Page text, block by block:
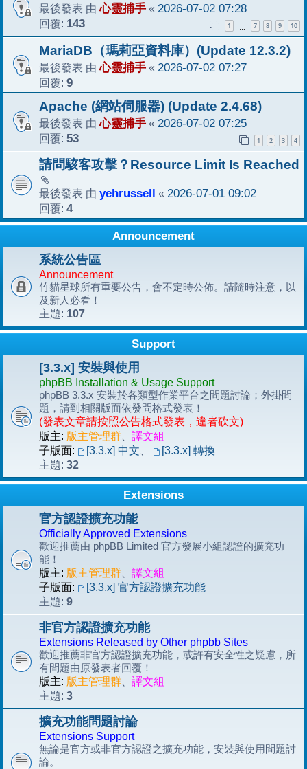
最後發表 由心靈捕手 « 2026-07-02 07:28
回覆: 143 1 7 8 9 10
MariaDB（瑪莉亞資料庫）(Update 12.3.2)
最後發表 由心靈捕手 « 2026-07-02 07:27
回覆: 9
Apache (網站伺服器) (Update 2.4.68)
最後發表 由心靈捕手 « 2026-07-02 07:25
回覆: 53 1 2 3 4
請問駭客攻擊？Resource Limit Is Reached
最後發表 由 yehrussell « 2026-07-01 09:02
回覆: 4
Announcement
系統公告區
Announcement
竹貓星球所有重要公告，會不定時公佈。請隨時注意，以
及新人必看！
主題: 107
Support
[3.3.x] 安裝與使用
phpBB Installation & Usage Support
phpBB 3.3.x 安裝於各類型作業平台之問題討論；外掛問
題，請到相關版面依發問格式發表！
(發表文章請按照公告格式發表，違者砍文)
版主: 版主管理群
譯文組
子版面:
[3.3.x] 中文
[3.3.x] 轉換
主題: 32
Extensions
官方認證擴充功能
Officially Approved Extensions
歡迎推薦由 phpBB Limited 官方發展小組認證的擴充功
能！
版主: 版主管理群
譯文組
子版面:
[3.3.x] 官方認證擴充功能
主題: 9
非官方認證擴充功能
Extensions Released by Other phpbb Sites
歡迎推薦非官方認證擴充功能，或許有安全性之疑慮，所
有問題由原發表者回覆！
版主: 版主管理群
譯文組
主題: 3
擴充功能問題討論
Extensions Support
無論是官方或非官方認證之擴充功能，安裝與使用問題討
論。